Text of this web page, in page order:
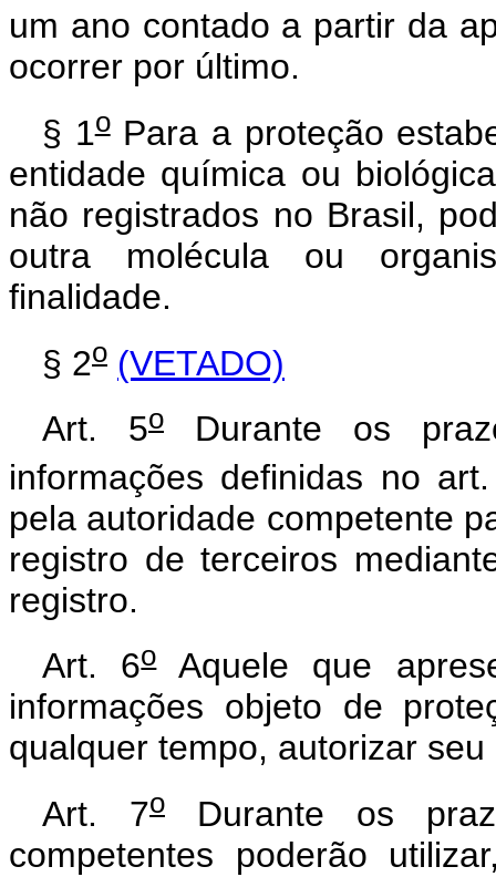
um ano contado a partir da
ocorrer por último.
§ 1oPara a proteção
entidade química ou
não registrados no Brasil,
outra molécula ou
finalidade.
§ 2o (VETADO)
Art. 5o Durante os
informações definidas no
pela autoridade competente
registro de terceiros
registro.
Art. 6oAquele que
informações objeto de
qualquer tempo, autorizar
Art. 7o Durante os
competentes poderão